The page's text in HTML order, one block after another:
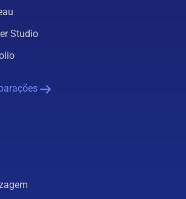
Studio